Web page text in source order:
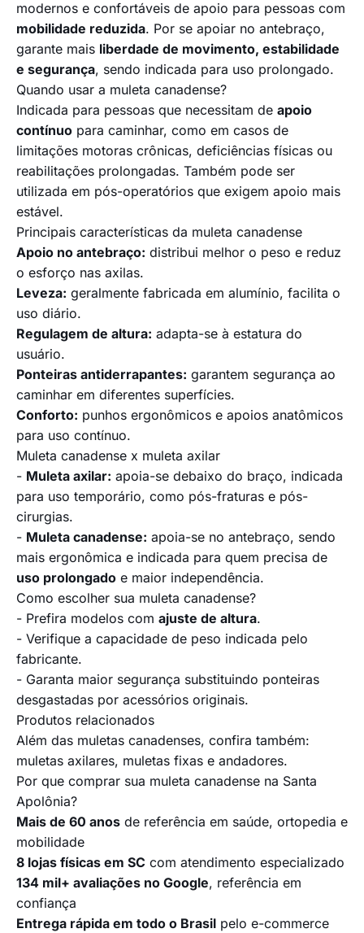
modernos e confortáveis de apoio para pessoas com
mobilidade reduzida. Por se apoiar no antebraço,
garante mais liberdade de movimento, estabilidade
e segurança, sendo indicada para uso prolongado.
Quando usar a muleta canadense?
Indicada para pessoas que necessitam de apoio
contínuo para caminhar, como em casos de
limitações motoras crônicas, deficiências físicas ou
reabilitações prolongadas. Também pode ser
utilizada em pós-operatórios que exigem apoio mais
estável.
Principais características da muleta canadense
Apoio no antebraço: distribui melhor o peso e reduz
o esforço nas axilas.
Leveza: geralmente fabricada em alumínio, facilita o
uso diário.
Regulagem de altura: adapta-se à estatura do
usuário.
Ponteiras antiderrapantes: garantem segurança ao
caminhar em diferentes superfícies.
Conforto: punhos ergonômicos e apoios anatômicos
para uso contínuo.
Muleta canadense x muleta axilar
- Muleta axilar: apoia-se debaixo do braço, indicada
para uso temporário, como pós-fraturas e pós-
cirurgias.
- Muleta canadense: apoia-se no antebraço, sendo
mais ergonômica e indicada para quem precisa de
uso prolongado e maior independência.
Como escolher sua muleta canadense?
- Prefira modelos com ajuste de altura.
- Verifique a capacidade de peso indicada pelo
fabricante.
- Garanta maior segurança substituindo ponteiras
desgastadas por acessórios originais.
Produtos relacionados
Além das muletas canadenses, confira também:
muletas axilares, muletas fixas e andadores.
Por que comprar sua muleta canadense na Santa
Apolônia?
Mais de 60 anos de referência em saúde, ortopedia e
mobilidade
8 lojas físicas em SC com atendimento especializado
134 mil+ avaliações no Google, referência em
confiança
Entrega rápida em todo o Brasil pelo e-commerce